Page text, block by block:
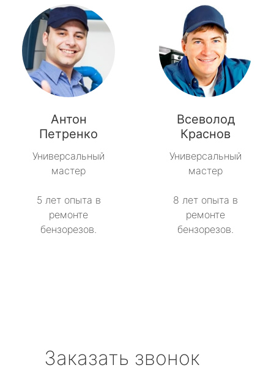
Антон
Петренко
Универсальный
мастер
5 лет опыта в
ремонте
бензорезов.
Всеволод
Краснов
Универсальный
мастер
8 лет опыта в
ремонте
бензорезов.
Заказать звонок